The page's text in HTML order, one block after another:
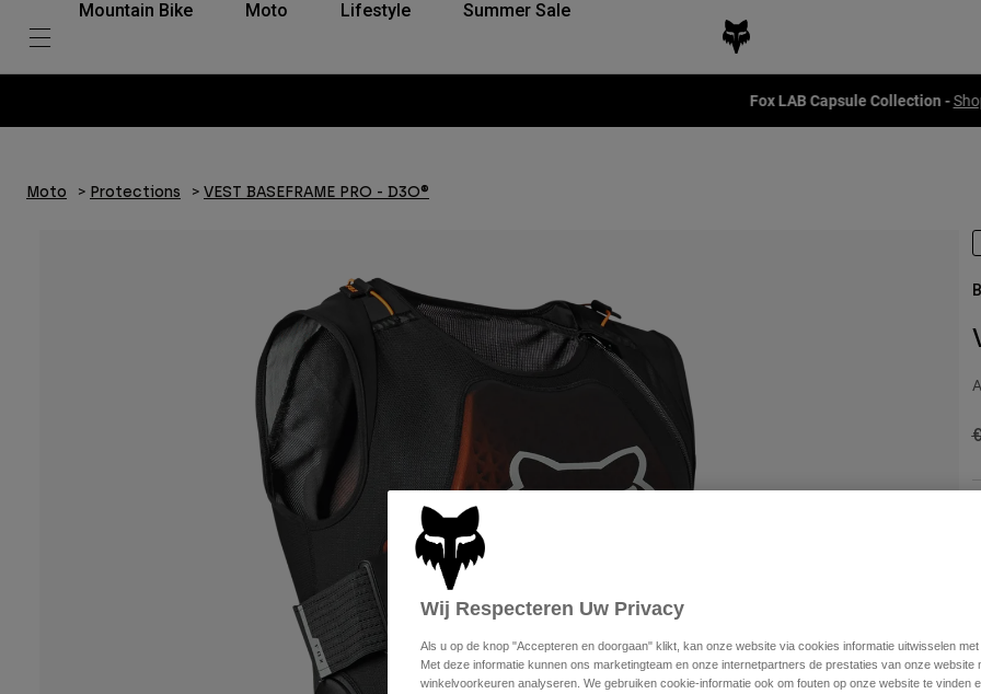
Mountain Bike Moto Lifestyle Summer Sale
Fox LAB Capsule Collection -Shop now
Moto Protections VEST BASEFRAME PRO - D3O®
Wij Respecteren Uw Privacy
Als u op de knop "Accepteren en doorgaan" klikt, kan onze website via cookies informatie uitwisselen
Met deze informatie kunnen ons marketingteam en onze internetpartners de prestaties van onze website
winkelvoorkeuren analyseren. We gebruiken cookie-informatie ook om fouten op onze website te vinden